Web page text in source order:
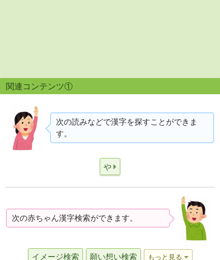
関連コンテンツ①
次の読みなどで漢字を探すことができま
す。
や
次の赤ちゃん漢字検索ができます。
イメージ検索 願い想い検索 もっと見る